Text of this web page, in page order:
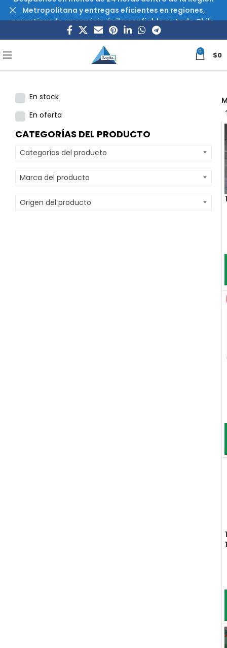
0 $0
En stock
En oferta
CATEGORÍAS DEL PRODUCTO
Categorías del producto
Marca del producto
Origen del producto
Metropolitana y entregas eficientes en regiones,
garantizando un servicio ágil y confiable en todo Chile.